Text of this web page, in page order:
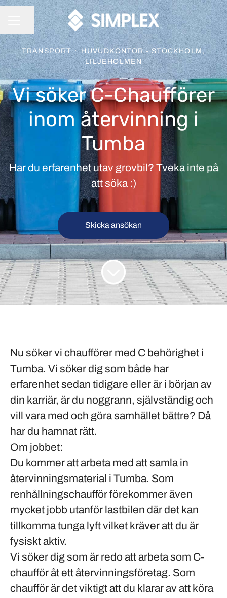
KARRIÄRMENY
Dela sidan
TRANSPORT · HUVUDKONTOR - STOCKHOLM,
LILJEHOLMEN
Vi söker C-Chaufförer
inom återvinning i
Tumba
Har du erfarenhet utav grovbil? Tveka inte på
att söka :)
Skicka ansökan
Nu söker vi chaufförer med C behörighet i
Tumba. Vi söker dig som både har
erfarenhet sedan tidigare eller är i början av
din karriär, är du noggrann, självständig och
vill vara med och göra samhället bättre? Då
har du hamnat rätt.
Om jobbet:
Du kommer att arbeta med att samla in
återvinningsmaterial i Tumba. Som
renhållningschaufför förekommer även
mycket jobb utanför lastbilen där det kan
tillkomma tunga lyft vilket kräver att du är
fysiskt aktiv.
Vi söker dig som är redo att arbeta som C-
chaufför åt ett återvinningsföretag. Som
chaufför är det viktigt att du klarar av att köra